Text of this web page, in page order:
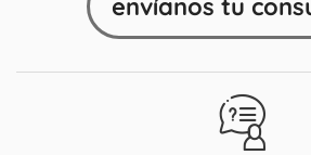
envíanos tu